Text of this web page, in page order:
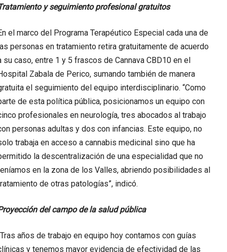
y seguimiento profesional gratuitos
el marco del Programa Terapéutico Especial cada una de
personas en tratamiento retira gratuitamente de acuerdo
su caso, entre 1 y 5 frascos de Cannava CBD10 en el
Zabala de Perico, sumando también de manera
el seguimiento del equipo interdisciplinario. “Como
de esta política pública, posicionamos un equipo con
profesionales en neurología, tres abocados al trabajo
personas adultas y dos con infancias. Este equipo, no
trabaja en acceso a cannabis medicinal sino que ha
la descentralización de una especialidad que no
en la zona de los Valles, abriendo posibilidades al
de otras patologías”, indicó.
del campo de la salud pública
años de trabajo en equipo hoy contamos con guías
y tenemos mayor evidencia de efectividad de las